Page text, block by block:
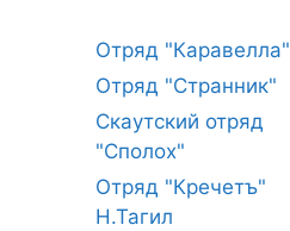
Отряд "Каравелла"
Отряд "Странник"
Скаутский отряд
"Сполох"
Отряд "Кречетъ"
Н.Тагил